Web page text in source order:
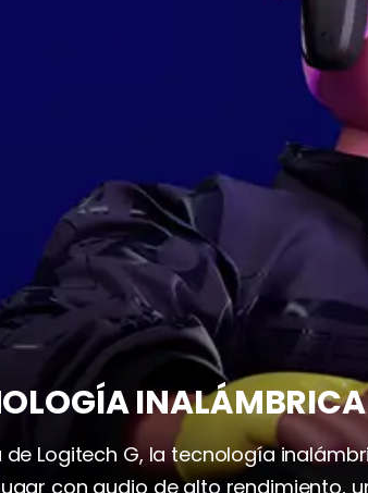
INALÁMBRICA
de Logitech G, la tecnología
con audio de alto rendimiento,